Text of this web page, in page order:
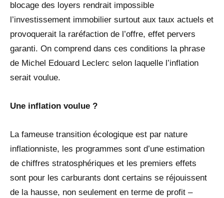
blocage des loyers rendrait impossible
l’investissement immobilier surtout aux taux actuels et
provoquerait la raréfaction de l’offre, effet pervers
garanti. On comprend dans ces conditions la phrase
de Michel Edouard Leclerc selon laquelle l’inflation
serait voulue.
Une inflation voulue ?
La fameuse transition écologique est par nature
inflationniste, les programmes sont d’une estimation
de chiffres stratosphériques et les premiers effets
sont pour les carburants dont certains se réjouissent
de la hausse, non seulement en terme de profit –